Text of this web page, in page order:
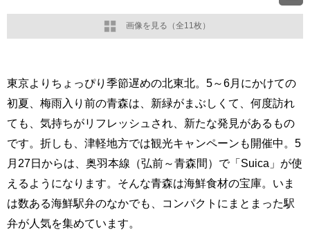
画像を見る（全11枚）
東京よりちょっぴり季節遅めの北東北。5～6月にかけての
初夏、梅雨入り前の青森は、新緑がまぶしくて、何度訪れ
ても、気持ちがリフレッシュされ、新たな発見があるもの
です。折しも、津軽地方では観光キャンペーンも開催中。5
月27日からは、奥羽本線（弘前～青森間）で「Suica」が使
えるようになります。そんな青森は海鮮食材の宝庫。いま
は数ある海鮮駅弁のなかでも、コンパクトにまとまった駅
弁が人気を集めています。